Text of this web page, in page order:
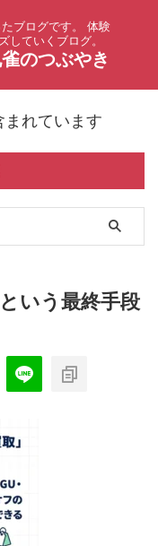
ブログです。 体験
していくブログ。
のつぶやき
れています
いう最終手段